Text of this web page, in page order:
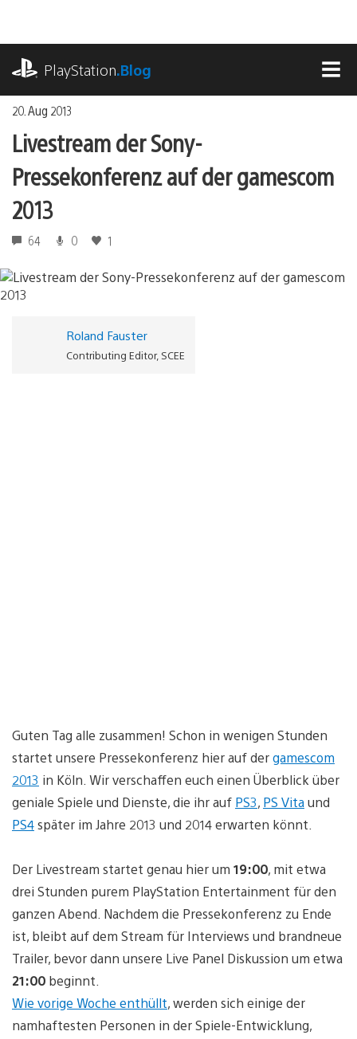
springen
PlayStation.Blog
20. Aug 2013
Livestream der Sony-
Pressekonferenz auf der gamescom
2013
64 0 1
Roland Fauster
Contributing Editor, SCEE
Guten Tag alle zusammen! Schon in wenigen Stunden
startet unsere Pressekonferenz hier auf dergamescom
2013 in Köln. Wir verschaffen euch einen Überblick über
geniale Spiele und Dienste, die ihr auf PS3, PS Vitaund
PS4später im Jahre 2013 und 2014 erwarten könnt.
Der Livestream startet genau hier um 19:00, mit etwa
drei Stunden purem PlayStation Entertainment für den
ganzen Abend. Nachdem die Pressekonferenz zu Ende
ist, bleibt auf dem Stream für Interviews und brandneue
Trailer, bevor dann unsere Live Panel Diskussion um etwa
21:00 beginnt.
Wie vorige Woche enthüllt, werden sich einige der
namhaftesten Personen in der Spiele-Entwicklung,